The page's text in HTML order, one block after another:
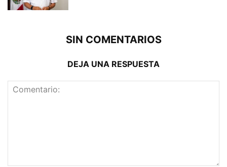
SIN COMENTARIOS
DEJA UNA RESPUESTA